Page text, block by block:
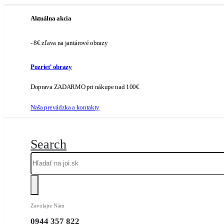
Aktuálna akcia
- 8€ zľava na jantárové obrazy
Pozrieť obrazy
Doprava ZADARMO pri nákupe nad 100€
Naša prevádzka a kontakty
Search
Zavolajte Nám
0944 357 822